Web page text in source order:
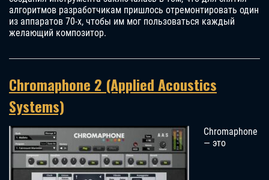
алгоритмов разработчикам пришлось отремонтировать один
из аппаратов 70-х, чтобы им мог пользоваться каждый
желающий композитор.
Chromaphone 2 (Applied Acoustics
Systems)
Chromaphone
— это